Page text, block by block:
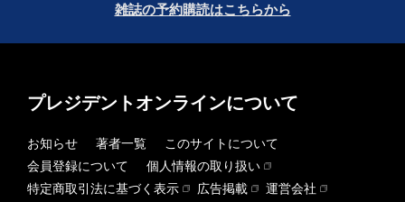
雑誌の予約購読はこちらから
プレジデントオンラインについて
お知らせ 著者一覧
このサイトについて
会員登録について
個人情報の取り扱い
特定商取引法に基づく表示
広告掲載
運営会社